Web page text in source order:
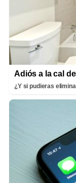
Adiós a la cal
¿Y si pudieras